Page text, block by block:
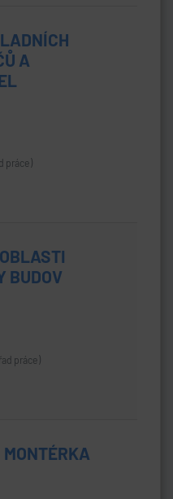
A
práce)
BUDOV
práce)